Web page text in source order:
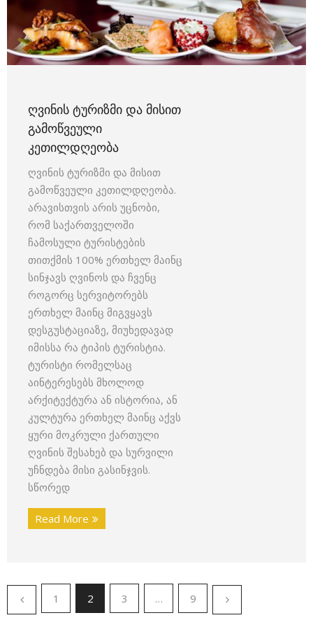
ᲦᲕᲘᲜᲘᲡ ᲢᲣᲠᲘᲖᲛᲘ ᲓᲐ ᲛᲘᲡᲘᲗ
ᲒᲐᲛᲝᲬᲕᲔᲣᲚᲘ
ᲙᲔᲗᲘᲚᲓᲦᲔᲝᲑᲐ
ღვინის ტურიზმი და მისით
გამოწვეული კეთილდღეობა.
არავისთვის არის უცნობი,
რომ საქართველოში
ჩამოსული ტურისტების
თითქმის 100% ერთხელ მაინც
სინჯავს ღვინოს და ჩვენც
როგორც სერვიტორებს
ერთხელ მაინც მიგვყავს
დესგუსტაციაზე, მიუხედავად
იმისსა რა ტიპის ტურისტია.
ტურისტი რომელსაც
აინტერესებს მხოლოდ
არქიტექტურა ან ისტორია, ან
კულტურა ერთხელ მაინც აქვს
ყური მოკრული ქართული
ღვინის შესახებ და სურვილი
უჩნდება მისი გასინჯვის.
სწორედ
Read More
1 2 3 … 9